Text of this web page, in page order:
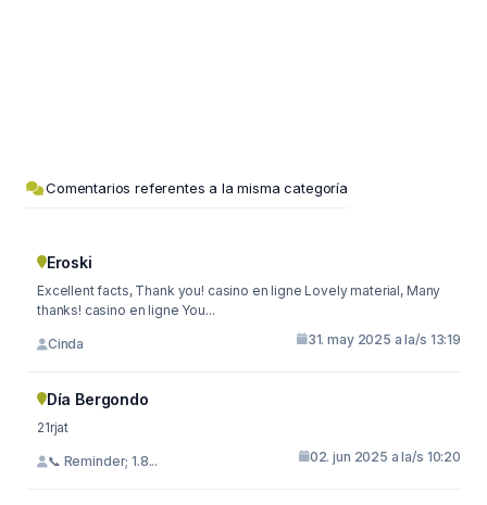
Comentarios referentes a la misma categoría
Eroski
Excellent facts, Thank you! casino en ligne Lovely material, Many
thanks! casino en ligne You...
Cinda 31. may 2025 a la/s 13:19
Día Bergondo
21rjat
📞 Reminder; 1.8... 02. jun 2025 a la/s 10:20